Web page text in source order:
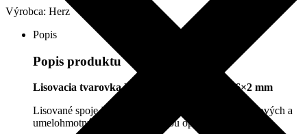
Výrobca: Herz
Popis
Popis produktu
Lisovacia tvarovka Herz, redukcia 20×2 – 16×2 mm
Lisované spoje Herz sú určené na spájanie viacvrstvových a
umelohmotných rúrok s rovnakou opornou objímkou.